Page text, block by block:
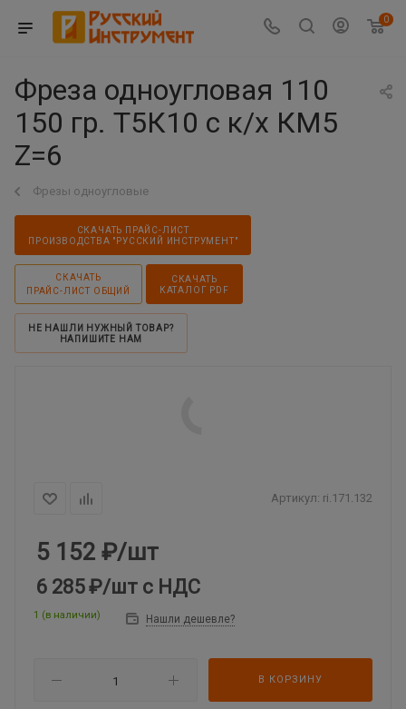
0
Фреза одноугловая 110
150 гр. Т5К10 с к/х КМ5
Z=6
Фрезы одноугловые
СКАЧАТЬ ПРАЙС-ЛИСТ
ПРОИЗВОДСТВА "РУССКИЙ ИНСТРУМЕНТ"
СКАЧАТЬ
ПРАЙС-ЛИСТ ОБЩИЙ
СКАЧАТЬ
КАТАЛОГ PDF
НЕ НАШЛИ НУЖНЫЙ ТОВАР?
НАПИШИТЕ НАМ
Артикул: ri.171.132
5 152 ₽/шт
6 285 ₽/шт с НДС
1 (в наличии) Нашли дешевле?
В КОРЗИНУ